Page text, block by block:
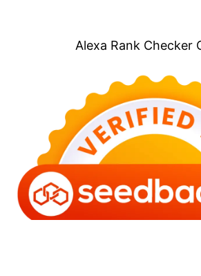
Alexa Rank Checker